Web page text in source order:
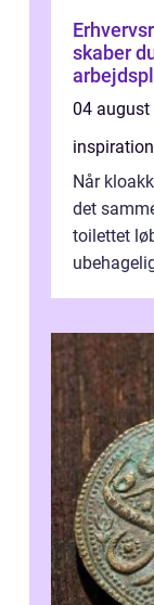
skaber
04 august
inspiration
Når
det
toilettet